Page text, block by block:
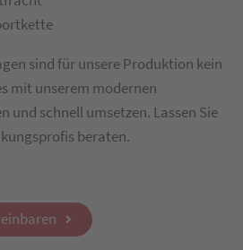
sind für unsere Produktion kein
mit unserem modernen
und schnell umsetzen. Lassen Sie
beraten.